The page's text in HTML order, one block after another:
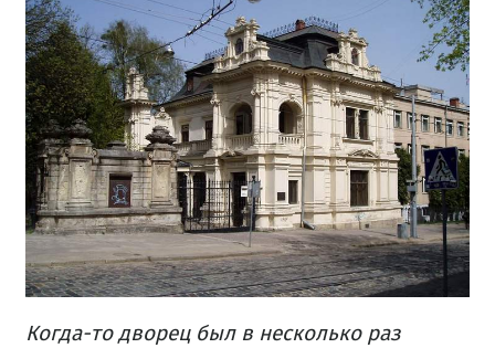
Когда-то дворец был в несколько раз